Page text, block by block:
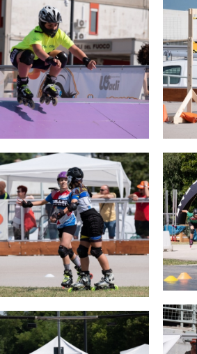
ROLLER
SKATE4ALL
Ricerca Impianti Feed